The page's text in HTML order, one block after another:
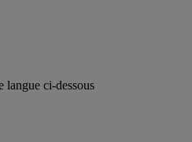
langue ci-dessous